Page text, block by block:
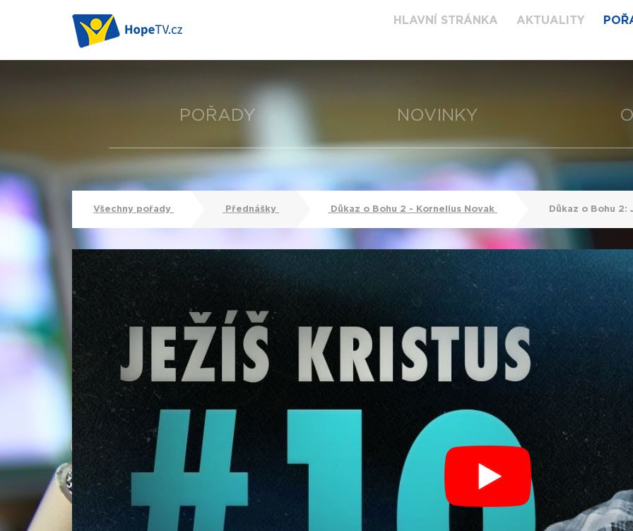
HLAVNÍ STRÁNKA AKTUALITY
POŘADY NOVINKY
Všechny pořady Přednášky Důkaz o Bohu 2 - Kornelius Novak Důkaz o Bohu